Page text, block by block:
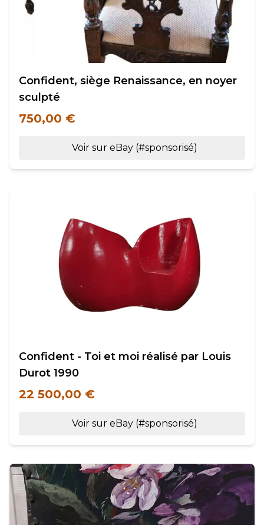
Confident, siège Renaissance, en noyer
sculpté
750,00 €
Voir sur eBay (#sponsorisé)
Confident - Toi et moi réalisé par Louis
Durot 1990
22 500,00 €
Voir sur eBay (#sponsorisé)